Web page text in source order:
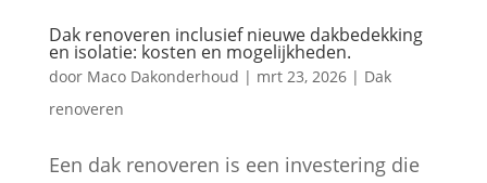
Dak renoveren inclusief nieuwe dakbedekking
en isolatie: kosten en mogelijkheden.
door Maco Dakonderhoud | mrt 23, 2026| Dak
renoveren
Een dak renoveren is een investering die